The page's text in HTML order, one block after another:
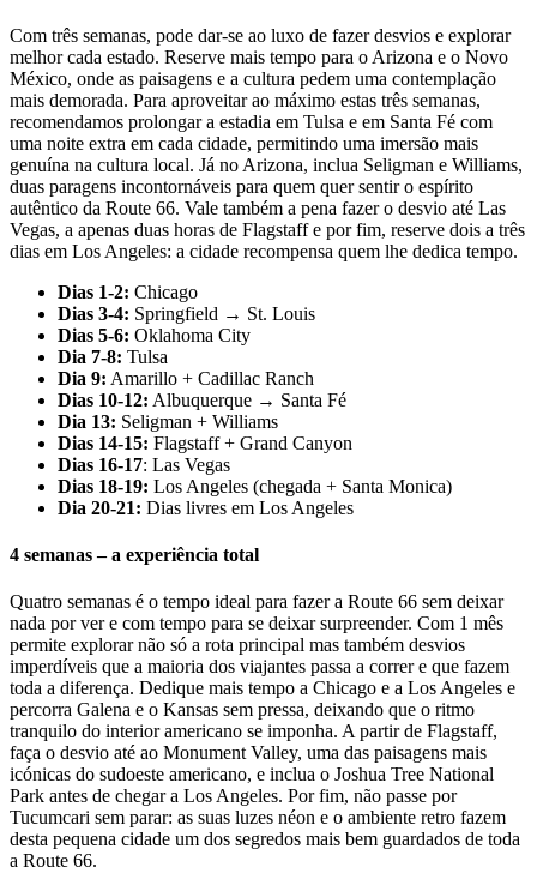
Com três semanas, pode dar-se ao luxo de fazer desvios e explorar
melhor cada estado. Reserve mais tempo para o Arizona e o Novo
México, onde as paisagens e a cultura pedem uma contemplação
mais demorada. Para aproveitar ao máximo estas três semanas,
recomendamos prolongar a estadia em Tulsa e em Santa Fé com
uma noite extra em cada cidade, permitindo uma imersão mais
genuína na cultura local. Já no Arizona, inclua Seligman e Williams,
duas paragens incontornáveis para quem quer sentir o espírito
autêntico da Route 66. Vale também a pena fazer o desvio até Las
Vegas, a apenas duas horas de Flagstaff e por fim, reserve dois a três
dias em Los Angeles: a cidade recompensa quem lhe dedica tempo.
Dias 1-2: Chicago
Dias 3-4: Springfield → St. Louis
Dias 5-6: Oklahoma City
Dia 7-8: Tulsa
Dia 9: Amarillo + Cadillac Ranch
Dias 10-12: Albuquerque → Santa Fé
Dia 13: Seligman + Williams
Dias 14-15: Flagstaff + Grand Canyon
Dias 16-17: Las Vegas
Dias 18-19: Los Angeles (chegada + Santa Monica)
Dia 20-21: Dias livres em Los Angeles
4 semanas – a experiência total
Quatro semanas é o tempo ideal para fazer a Route 66 sem deixar
nada por ver e com tempo para se deixar surpreender. Com 1 mês
permite explorar não só a rota principal mas também desvios
imperdíveis que a maioria dos viajantes passa a correr e que fazem
toda a diferença. Dedique mais tempo a Chicago e a Los Angeles e
percorra Galena e o Kansas sem pressa, deixando que o ritmo
tranquilo do interior americano se imponha. A partir de Flagstaff,
faça o desvio até ao Monument Valley, uma das paisagens mais
icónicas do sudoeste americano, e inclua o Joshua Tree National
Park antes de chegar a Los Angeles. Por fim, não passe por
Tucumcari sem parar: as suas luzes néon e o ambiente retro fazem
desta pequena cidade um dos segredos mais bem guardados de toda
a Route 66.